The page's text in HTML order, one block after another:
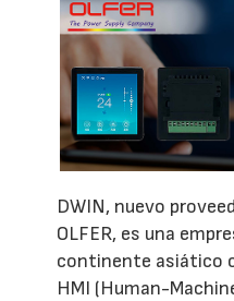
DWIN, nuevo
OLFER, es una
continente asiático
HMI (Human-